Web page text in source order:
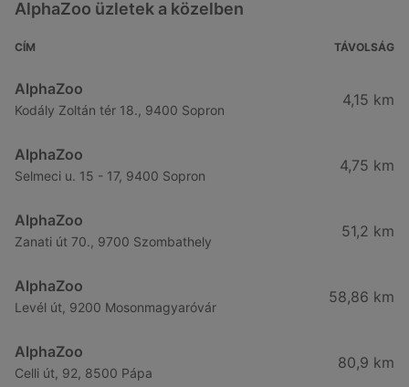
AlphaZoo üzletek a közelben
CÍM TÁVOLSÁG
AlphaZoo
Kodály Zoltán tér 18., 9400 Sopron
4,15 km
AlphaZoo
Selmeci u. 15 - 17, 9400 Sopron
4,75 km
AlphaZoo
Zanati út 70., 9700 Szombathely
51,2 km
AlphaZoo
Levél út, 9200 Mosonmagyaróvár
58,86 km
AlphaZoo
Celli út, 92, 8500 Pápa
80,9 km